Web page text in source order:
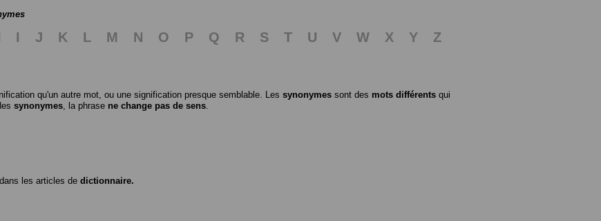
I J K L M N O P Q R S T U V W X Y
Z
qu'un autre mot, ou une signification presque semblable. Les synonymes sont des mots différents qui
synonymes , la phrase ne change pas de sens
les articles de dictionnaire.